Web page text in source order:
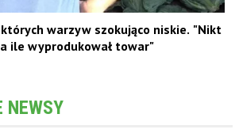
warzyw szokująco niskie. "Nikt
ile wyprodukował towar"
NEWSY